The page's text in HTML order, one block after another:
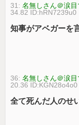
31:名無しさん＠涙
34.82 ID:hRN7239u0
知事がアベガーを
36:名無しさん＠涙
20.36 ID:KGN28o4o0
全て死んだ人のせ